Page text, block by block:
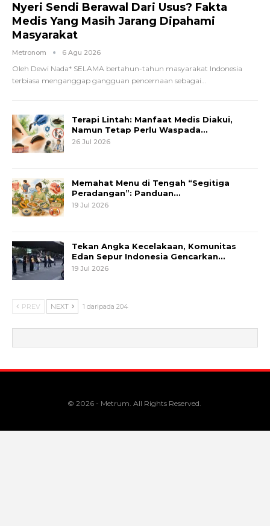
Nyeri Sendi Berawal Dari Usus? Fakta
Medis Yang Masih Jarang Dipahami
Masyarakat
Metronom 6 Agu 2026
Oleh Dewi Nada* SELAMA bertahun-tahun masyarakat Indonesia
terbiasa menganggap gangguan pencernaan sebagai…
Terapi Lintah: Manfaat Medis Diakui,
Namun Tetap Perlu Waspada…
26 Jul 2026
Memahat Menu di Tengah “Segitiga
Peradangan”: Panduan…
19 Jul 2026
Tekan Angka Kecelakaan, Komunitas
Edan Sepur Indonesia Gencarkan…
19 Jul 2026
PREV NEXT 1 daripada 204
© 2026 - Metrum. All Rights Reserved.